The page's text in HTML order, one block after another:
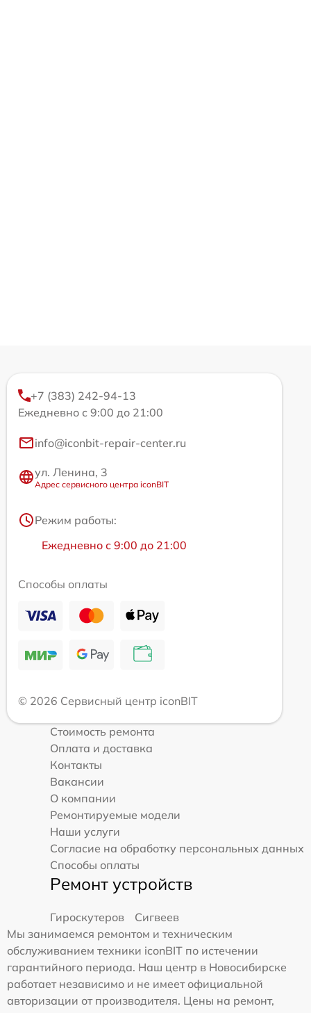
+7 (383) 242-94-13
Ежедневно с 9:00 до 21:00
info@iconbit-repair-center.ru
ул. Ленина, 3
Адрес сервисного центра iconBIT
Режим работы:
Ежедневно с 9:00 до 21:00
Способы оплаты
© 2026 Сервисный центр iconBIT
Стоимость ремонта
Оплата и доставка
Контакты
Вакансии
О компании
Ремонтируемые модели
Наши услуги
Согласие на обработку персональных данных
Способы оплаты
Ремонт устройств
Гироскутеров
Сигвеев
Мы занимаемся ремонтом и техническим
обслуживанием техники iconBIT по истечении
гарантийного периода. Наш центр в Новосибирске
работает независимо и не имеет официальной
авторизации от производителя. Цены на ремонт,